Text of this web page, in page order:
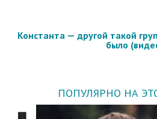
Константа — другой такой
было
ПОПУЛЯРНО НА